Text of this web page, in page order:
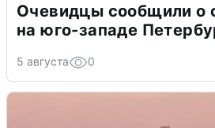
Очевидцы сообщили о
на юго-западе
5 августа 0